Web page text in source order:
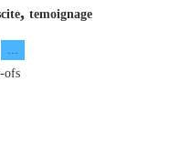
, temoignage
ofs